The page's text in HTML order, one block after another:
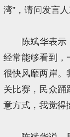
湾”，请问发言
陈斌华表示
经常能够看到，
很快风靡两岸。
关比赛，民众踊
意方式，我觉得